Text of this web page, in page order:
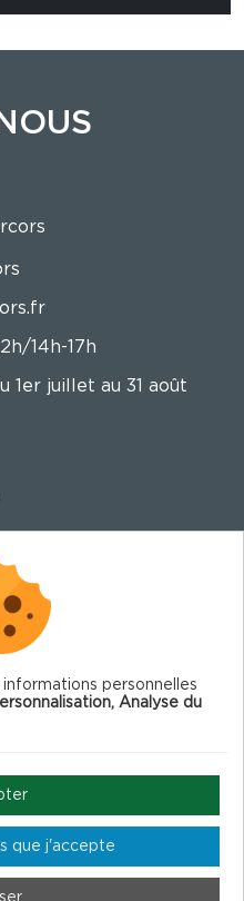
14h-17h
1er juillet au 31 août
des cookies
personnelles
Analyse du
que j'accepte